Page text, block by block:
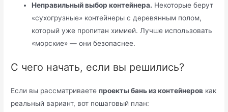
Неправильный выбор контейнера. Некоторые берут
«сухогрузные» контейнеры с деревянным полом,
который уже пропитан химией. Лучше использовать
«морские» — они безопаснее.
С чего начать, если вы решились?
Если вы рассматриваетепроекты бань из контейнеров как
реальный вариант, вот пошаговый план: